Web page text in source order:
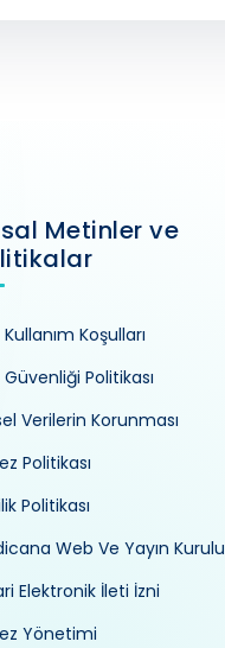
Metinler ve
Koşulları
Güvenliği Politikası
Verilerin Korunması
Politikası
Politikası
Web Ve Yayın Kurulu
Elektronik İleti İzni
Yönetimi